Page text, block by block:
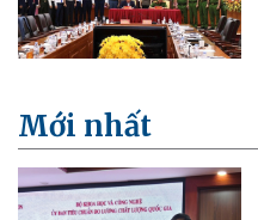
Mới nhất